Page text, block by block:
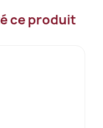
ce produit